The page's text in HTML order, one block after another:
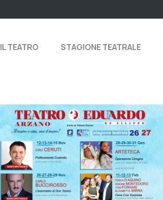
IL TEATRO STAGIONE TEATRALE